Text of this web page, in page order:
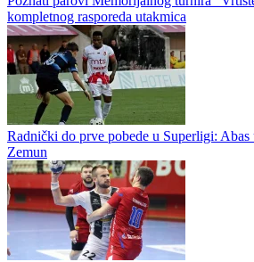
kompletnog rasporeda utakmica
Radnički do prve pobede u Superligi: Abas
Zemun